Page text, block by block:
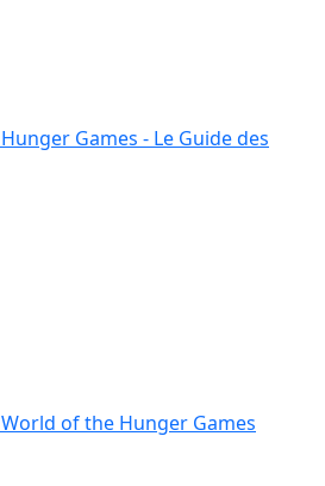
Games - Le Guide des
of the Hunger Games